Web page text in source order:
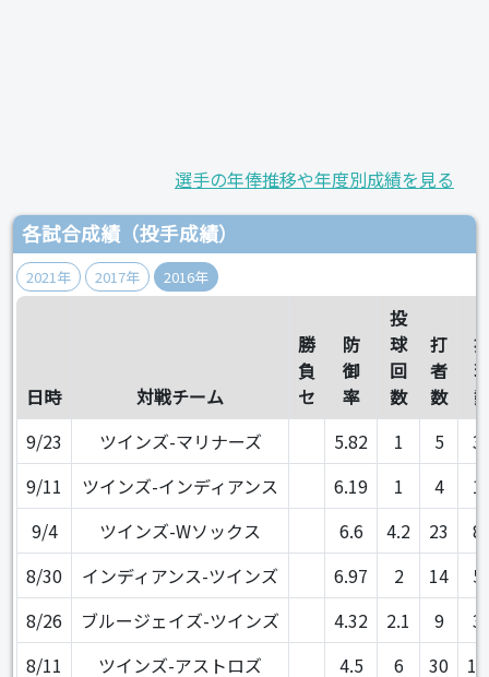
選手の年俸推移や年度別成績を見る
各試合成績（投手成績）
2021年 2017年 2016年
日時 対戦チーム
勝
負
セ
防
御
率
投
球
回
数
打
者
数
9/23
ツインズ-マリナーズ 5.82 1 5
9/11
ツインズ-インディアンス 6.19 1 4
9/4
ツインズ-Wソックス 6.6 4.2 23
8/30
インディアンス-ツインズ 6.97 2 14
8/26
ブルージェイズ-ツインズ 4.32 2.1 9
8/11
ツインズ-アストロズ 4.5 6 30